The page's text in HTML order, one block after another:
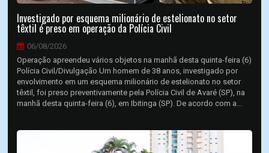
Investigado por esquema milionário de estelionato no setor
têxtil é preso em operação da Polícia Civil
06/08/2026
Operação apreendeu vários objetos na manhã desta quinta-feira (6)
Polícia Civil/Divulgação Um homem de 38 anos, investigado por
envolvimento em um esquema milionário de estelionato no setor
têxtil, foi preso preventivamente pela Polícia Civil de Avaré (SP), na
manhã desta quinta-feira (6), em Ibitinga (SP). De acordo com a...